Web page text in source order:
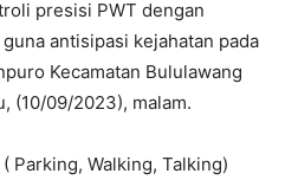
presisi PWT dengan
antisipasi kejahatan pada
Kecamatan Bululawang
(10/09/2023), malam.
Parking, Walking, Talking)